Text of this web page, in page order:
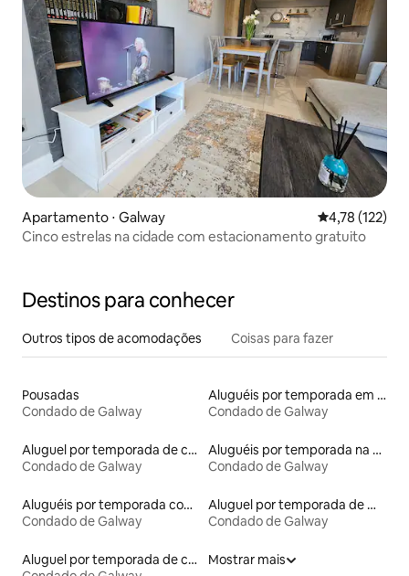
Apartamento ⋅ Galway 4,78 de uma
4,78 (122)
Cinco estrelas na cidade com estacionamento gratuito
Destinos para conhecer
Outros tipos de acomodações Coisas para fazer
Pousadas
Condado de Galway
Aluguéis por temporada em albergue
Condado de Galway
Aluguel por temporada de castelos
Condado de Galway
Aluguéis por temporada na orla
Condado de Galway
Aluguéis por temporada com banheira de hidromassagem
Condado de Galway
Aluguel por temporada de microcasas
Condado de Galway
Aluguel por temporada de casas de hóspedes
Mostrar mais